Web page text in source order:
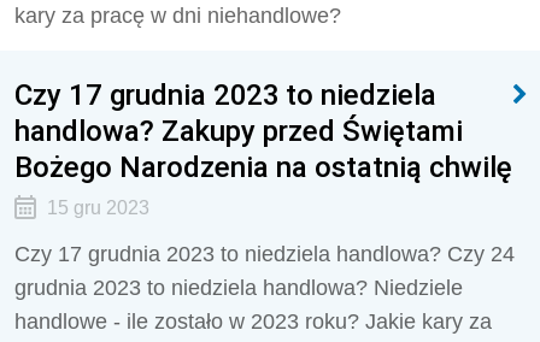
kary za pracę w dni niehandlowe?
Czy 17 grudnia 2023 to niedziela
handlowa? Zakupy przed Świętami
Bożego Narodzenia na ostatnią chwilę
15 gru 2023
Czy 17 grudnia 2023 to niedziela handlowa? Czy 24
grudnia 2023 to niedziela handlowa? Niedziele
handlowe - ile zostało w 2023 roku? Jakie kary za